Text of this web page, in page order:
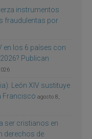
instrumentos
fraudulentas por
en los 6 países con
Publican
León XIV sustituye
Francisco agosto 8,
ser cristianos en
derechos de